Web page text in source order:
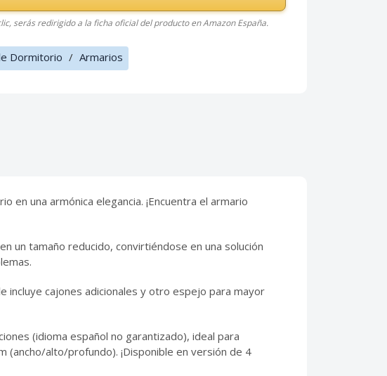
serás redirigido a la ficha oficial del producto en Amazon España.
Dormitorio / Armarios
una armónica elegancia. ¡Encuentra el armario
un tamaño reducido, convirtiéndose en una solución
incluye cajones adicionales y otro espejo para mayor
(idioma español no garantizado), ideal para
(ancho/alto/profundo). ¡Disponible en versión de 4